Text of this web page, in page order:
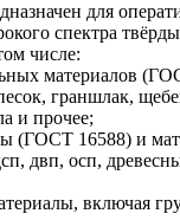
для
спектра
числе:
материалов
граншлак,
и прочее;
(ГОСТ 16588) и
двп, осп,
включая